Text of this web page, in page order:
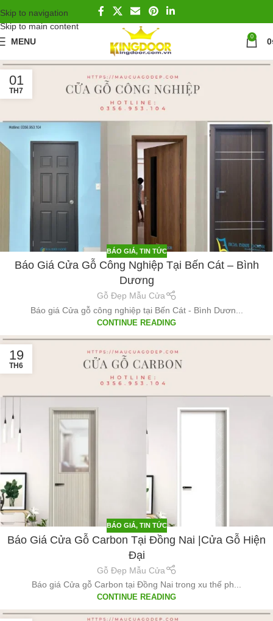
Skip to navigation
Skip to main content
MENU
0 0
01
TH7
BÁO GIÁ, TIN TỨC
Báo Giá Cửa Gỗ Công Nghiệp Tại Bến Cát – Bình
Dương
Gỗ Đẹp Mẫu Cửa
Báo giá Cửa gỗ công nghiệp tại Bến Cát - Bình Dươn...
CONTINUE READING
19
TH6
BÁO GIÁ, TIN TỨC
Báo Giá Cửa Gỗ Carbon Tại Đồng Nai |Cửa Gỗ Hiện
Đại
Gỗ Đẹp Mẫu Cửa
Báo giá Cửa gỗ Carbon tại Đồng Nai trong xu thế ph...
CONTINUE READING